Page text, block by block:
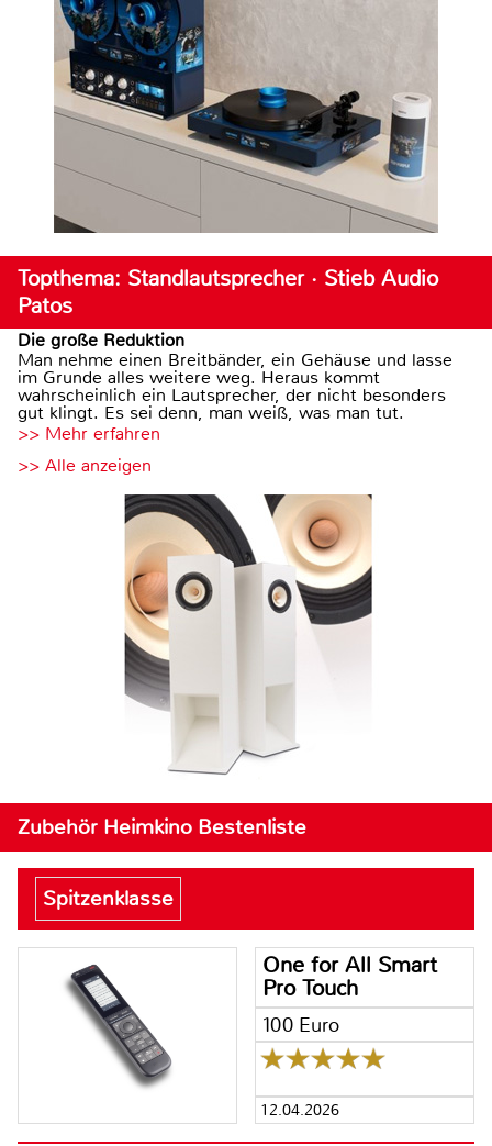
Topthema: Standlautsprecher · Stieb Audio
Patos
Die große Reduktion
Man nehme einen Breitbänder, ein Gehäuse und lasse
im Grunde alles weitere weg. Heraus kommt
wahrscheinlich ein Lautsprecher, der nicht besonders
gut klingt. Es sei denn, man weiß, was man tut.
>> Mehr erfahren
>> Alle anzeigen
Zubehör Heimkino Bestenliste
Spitzenklasse
One for All Smart
Pro Touch
100 Euro
12.04.2026